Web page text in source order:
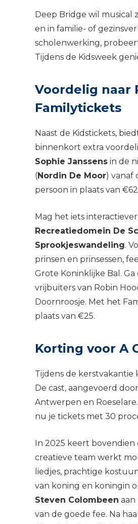
Deep Bridge wil
en in familie- of
scholenwerking,
Tijdens de Kidsweek
Voordelig naar
Familytickets
Naast de Kidstickets,
binnenkort extra
Sophie Janssensin de
(Nordin De Moor) vanaf
persoon in plaats van
Mag het iets
Recreatiedomein De
Sprookjeswandeling.
prinsen en prinsessen,
Grote Koninklijke Bal.
vrijbuiters van Robin
Doornroosje. Met het
plaats van €25.
Korting voor A
Tijdens de kerstvakantie
De cast, aangevoerd door
Antwerpen en
nu je tickets met 30
In 2025 keert bovendien
creatieve team werkt
liedjes, prachtige
van koning en koningin
Steven Colombeen aan
van de goede fee. Na